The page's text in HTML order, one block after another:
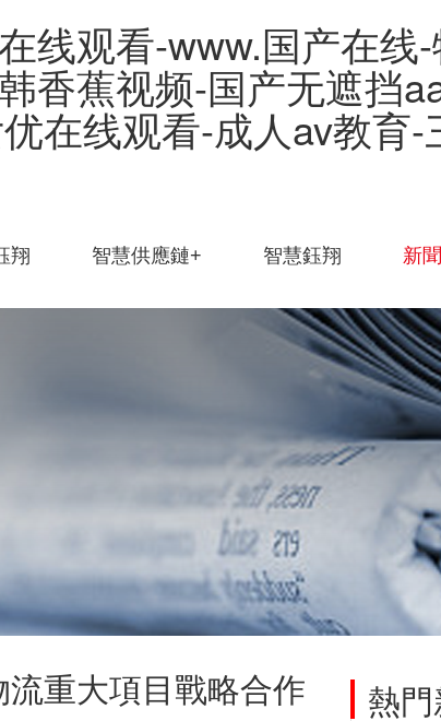
线观看-www.国产在线
香蕉视频-国产无遮挡
在线观看-成人av教育-
翔 智慧供應鏈+ 智慧鈺翔 新
重大項目戰略合作
熱門